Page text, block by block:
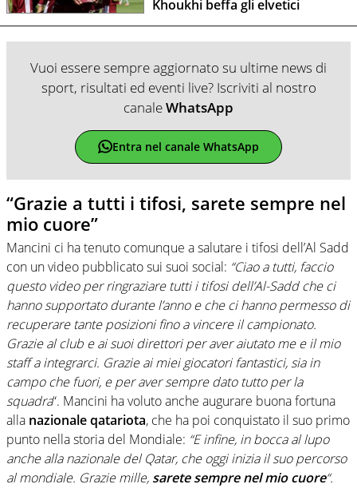
Khoukhi beffa gli elvetici
Vuoi essere sempre aggiornato su ultime news di
sport, risultati ed eventi live? Iscriviti al nostro
canaleWhatsApp
Entra nel canale WhatsApp
“Grazie a tutti i tifosi, sarete sempre nel
mio cuore”
Mancini ci ha tenuto comunque a salutare i tifosi dell’Al Sadd
con un video pubblicato sui suoi social: “Ciao a tutti, faccio
questo video per ringraziare tutti i tifosi dell’Al-Sadd che ci
hanno supportato durante l’anno e che ci hanno permesso di
recuperare tante posizioni fino a vincere il campionato.
Grazie al club e ai suoi direttori per aver aiutato me e il mio
staff a integrarci. Grazie ai miei giocatori fantastici, sia in
campo che fuori, e per aver sempre dato tutto per la
squadra“. Mancini ha voluto anche augurare buona fortuna
alla nazionale qatariota, che ha poi conquistato il suo primo
punto nella storia del Mondiale: “E infine, in bocca al lupo
anche alla nazionale del Qatar, che oggi inizia il suo percorso
al mondiale. Grazie mille, sarete sempre nel mio cuore“.